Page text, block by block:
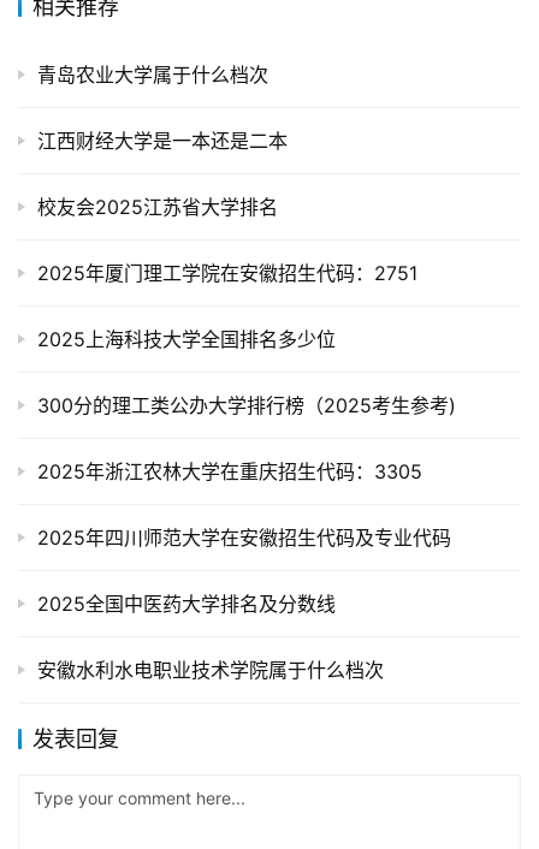
相关推荐
青岛农业大学属于什么档次
江西财经大学是一本还是二本
校友会2025江苏省大学排名
2025年厦门理工学院在安徽招生代码：2751
2025上海科技大学全国排名多少位
300分的理工类公办大学排行榜（2025考生参考)
2025年浙江农林大学在重庆招生代码：3305
2025年四川师范大学在安徽招生代码及专业代码
2025全国中医药大学排名及分数线
安徽水利水电职业技术学院属于什么档次
发表回复